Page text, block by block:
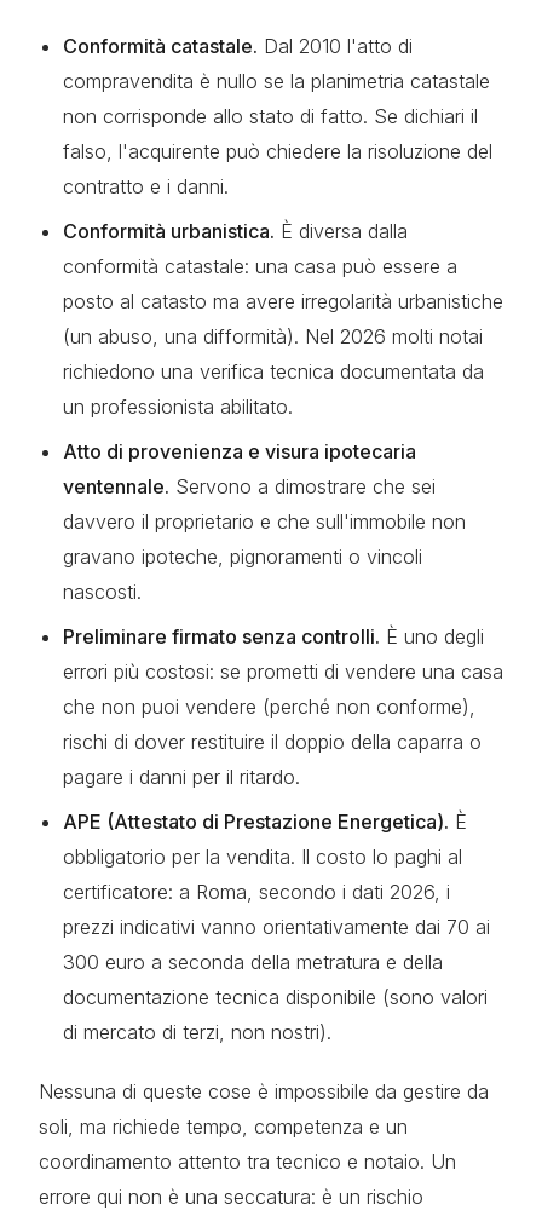
Conformità catastale. Dal 2010 l'atto di
compravendita è nullo se la planimetria catastale
non corrisponde allo stato di fatto. Se dichiari il
falso, l'acquirente può chiedere la risoluzione del
contratto e i danni.
Conformità urbanistica. È diversa dalla
conformità catastale: una casa può essere a
posto al catasto ma avere irregolarità urbanistiche
(un abuso, una difformità). Nel 2026 molti notai
richiedono una verifica tecnica documentata da
un professionista abilitato.
Atto di provenienza e visura ipotecaria
ventennale. Servono a dimostrare che sei
davvero il proprietario e che sull'immobile non
gravano ipoteche, pignoramenti o vincoli
nascosti.
Preliminare firmato senza controlli. È uno degli
errori più costosi: se prometti di vendere una casa
che non puoi vendere (perché non conforme),
rischi di dover restituire il doppio della caparra o
pagare i danni per il ritardo.
APE (Attestato di Prestazione Energetica). È
obbligatorio per la vendita. Il costo lo paghi al
certificatore: a Roma, secondo i dati 2026, i
prezzi indicativi vanno orientativamente dai 70 ai
300 euro a seconda della metratura e della
documentazione tecnica disponibile (sono valori
di mercato di terzi, non nostri).
Nessuna di queste cose è impossibile da gestire da
soli, ma richiede tempo, competenza e un
coordinamento attento tra tecnico e notaio. Un
errore qui non è una seccatura: è un rischio